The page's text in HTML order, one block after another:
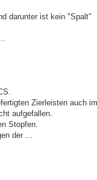
darunter ist kein "Spalt"
Zierleisten auch im
aufgefallen.
Stopfen.
der ...